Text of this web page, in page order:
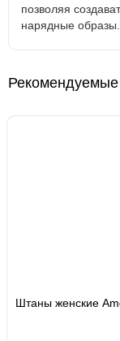
позволяя
нарядные образы.
Штаны женские